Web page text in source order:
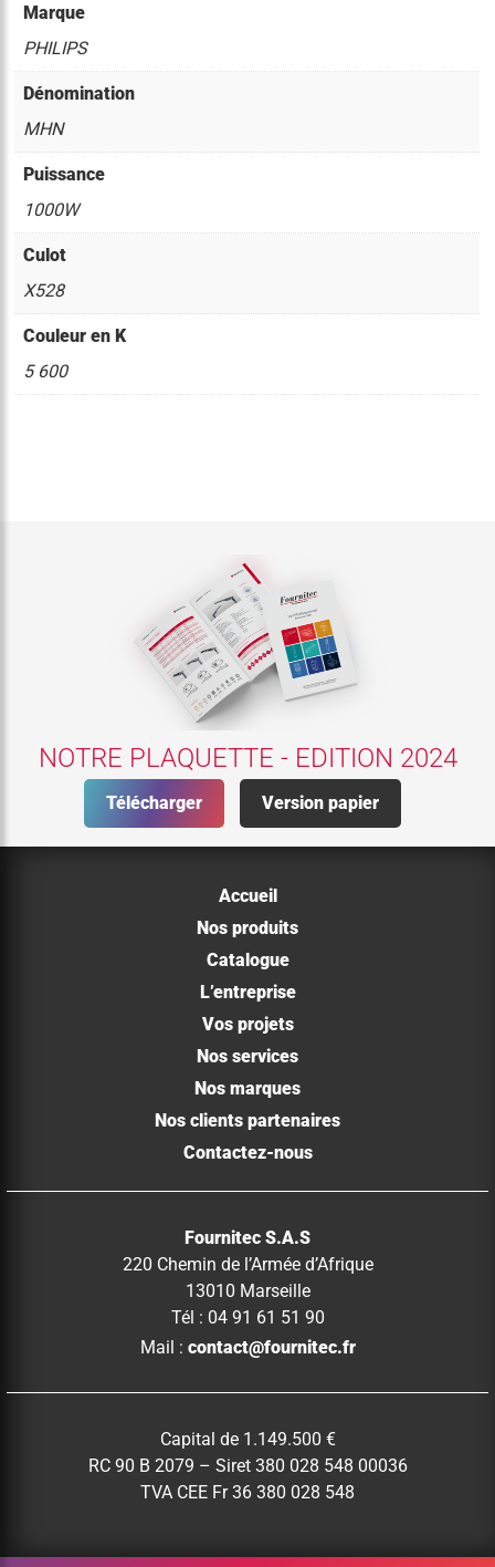
Marque
PHILIPS
Dénomination
MHN
Puissance
1000W
Culot
X528
Couleur en K
5 600
NOTRE PLAQUETTE - EDITION 2024
Télécharger Version papier
Accueil
Nos produits
Catalogue
L’entreprise
Vos projets
Nos services
Nos marques
Nos clients partenaires
Contactez-nous
Fournitec S.A.S
220 Chemin de l’Armée d’Afrique
13010 Marseille
Tél : 04 91 61 51 90
Mail : contact@fournitec.fr
Capital de 1.149.500 €
RC 90 B 2079 – Siret 380 028 548 00036
TVA CEE Fr 36 380 028 548